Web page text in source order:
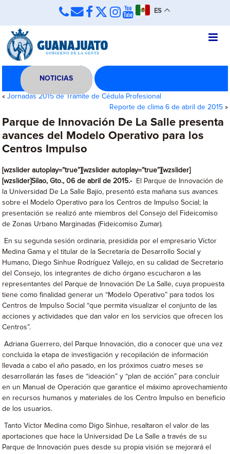
ES
NOTICIAS
«Jornadas 2015 de Trámite de Cédula Profesional
Reporte de clima 6 de abril de 2015»
Parque de Innovación De La Salle presenta
avances del Modelo Operativo para los
Centros Impulso
[wzslider autoplay=”true”][wzslider autoplay=”true”][wzslider]
[wzslider]Silao, Gto., 06 de abril de 2015.-El Parque de Innovación de
la Universidad De La Salle Bajío, presentó esta mañana sus avances
sobre el Modelo Operativo para los Centros de Impulso Social; la
presentación se realizó ante miembros del Consejo del Fideicomiso
de Zonas Urbano Marginadas (Fideicomiso Zumar).
En su segunda sesión ordinaria, presidida por el empresario Víctor
Medina Gama y el titular de la Secretaría de Desarrollo Social y
Humano, Diego Sinhue Rodríguez Vallejo, en su calidad de Secretario
del Consejo, los integrantes de dicho órgano escucharon a las
representantes del Parque de Innovación De La Salle, cuya propuesta
tiene como finalidad generar un “Modelo Operativo” para todos los
Centros de Impulso Social “que permita visualizar el conjunto de las
acciones y actividades que dan valor en los servicios que ofrecen los
Centros”.
Adriana Guerrero, del Parque Innovación, dio a conocer que una vez
concluida la etapa de investigación y recopilación de información
llevada a cabo el año pasado, en los próximos cuatro meses se
desarrollarán las fases de “ideación” y “plan de acción” para concluir
en un Manual de Operación que garantice el máximo aprovechamiento
en recursos humanos y materiales de los Centro Impulso en beneficio
de los usuarios.
Tanto Víctor Medina como Digo Sinhue, resaltaron el valor de las
aportaciones que hace la Universidad De La Salle a través de su
Parque de Innovación pues desde su propia visión se mejorará el